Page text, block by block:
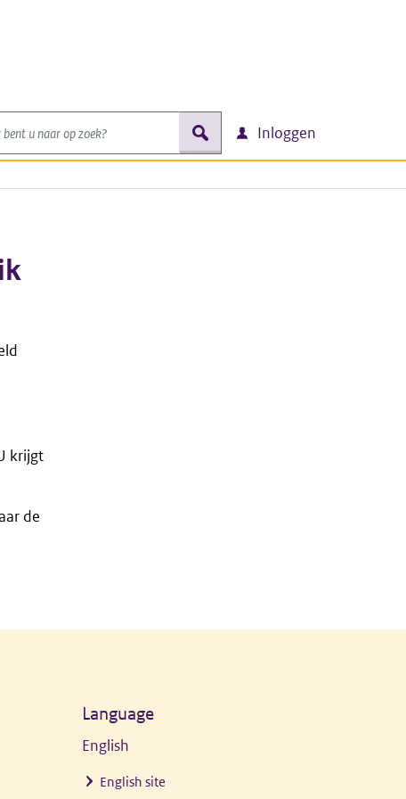
u naar op zoek?
zoek Inloggen
krijgt
de
Language
English
English site